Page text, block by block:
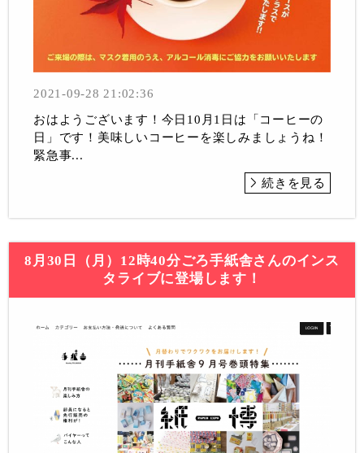
2021-09-28 21:02:36
おはようございます！今日10月1日は「コーヒーの
日」です！美味しいコーヒーを楽しみましょうね！
緊急事...
続きを見る
8月30日（月）12時40分ごろ手紙舎さんのインス
タライブに登場します！